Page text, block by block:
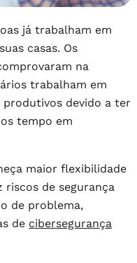
já trabalham em
casas. Os
na
trabalham em
devido a ter
tempo em
maior flexibilidade
riscos de segurança
de problema,
de cibersegurança